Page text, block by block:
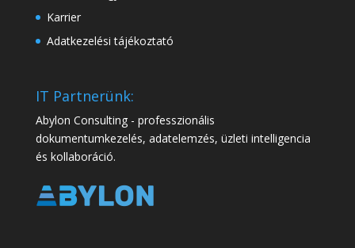
Karrier
Adatkezelési tájékoztató
IT Partnerünk:
Abylon Consulting - professzionális
dokumentumkezelés, adatelemzés, üzleti intelligencia
és kollaboráció.